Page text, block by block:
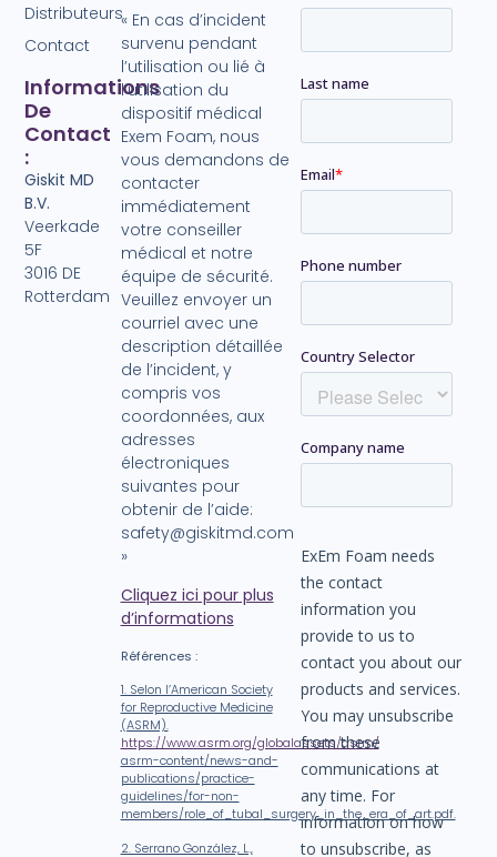
Distributeurs
Contact
Informations
De
Contact
:
Giskit MD
B.V.
Veerkade
5F
3016 DE
Rotterdam
« En cas d’incident
survenu pendant
l’utilisation ou lié à
l’utilisation du
dispositif médical
Exem Foam, nous
vous demandons de
contacter
immédiatement
votre conseiller
médical et notre
équipe de sécurité.
Veuillez envoyer un
courriel avec une
description détaillée
de l’incident, y
compris vos
coordonnées, aux
adresses
électroniques
suivantes pour
obtenir de l’aide:
safety@giskitmd.com
»
Cliquez ici pour plus
d’informations
Références :
1. Selon l’American Society
for Reproductive Medicine
(ASRM).
https://www.asrm.org/globalassets/asrm/
asrm-content/news-and-
publications/practice-
guidelines/for-non-
members/role_of_tubal_surgery_in_the_era_of_art.pdf.
2. Serrano González, L.,